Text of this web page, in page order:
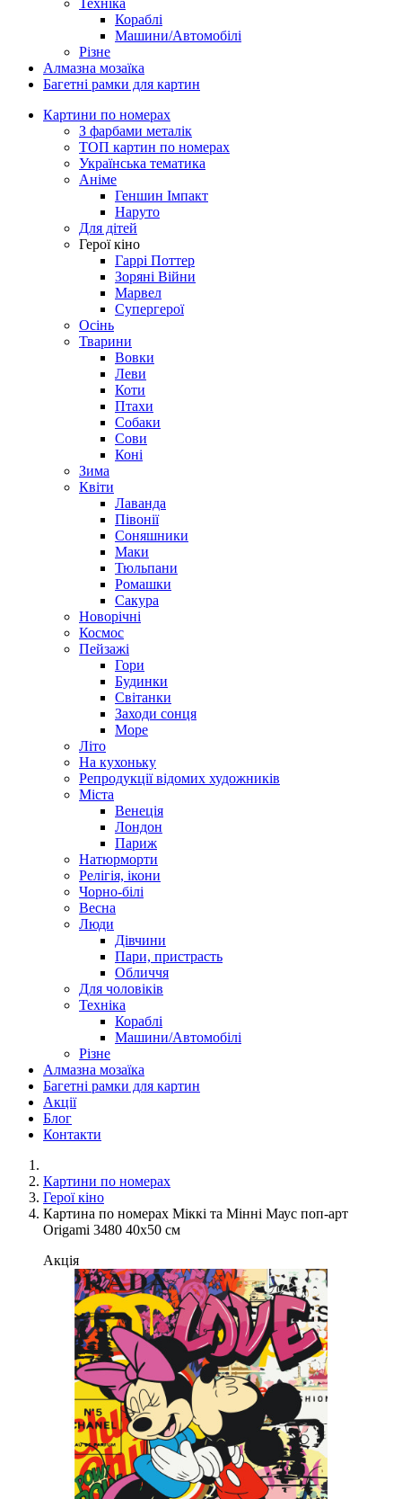
Техніка
Кораблі
Машини/Автомобілі
Різне
Алмазна мозаїка
Багетні рамки для картин
Картини по номерах
З фарбами металік
ТОП картин по номерах
Українська тематика
Аніме
Геншин Імпакт
Наруто
Для дітей
Герої кіно
Гаррі Поттер
Зоряні Війни
Марвел
Супергерої
Осінь
Тварини
Вовки
Леви
Коти
Птахи
Собаки
Сови
Коні
Зима
Квіти
Лаванда
Півонії
Соняшники
Маки
Тюльпани
Ромашки
Сакура
Новорічні
Космос
Пейзажі
Гори
Будинки
Світанки
Заходи сонця
Море
Літо
На кухоньку
Репродукції відомих художників
Міста
Венеція
Лондон
Париж
Натюрморти
Релігія, ікони
Чорно-білі
Весна
Люди
Дівчини
Пари, пристрасть
Обличчя
Для чоловіків
Техніка
Кораблі
Машини/Автомобілі
Різне
Алмазна мозаїка
Багетні рамки для картин
Акції
Блог
Контакти
Картини по номерах
Герої кіно
Картина по номерах Міккі та Мінні Маус поп-арт
Origami 3480 40x50 см
Акція